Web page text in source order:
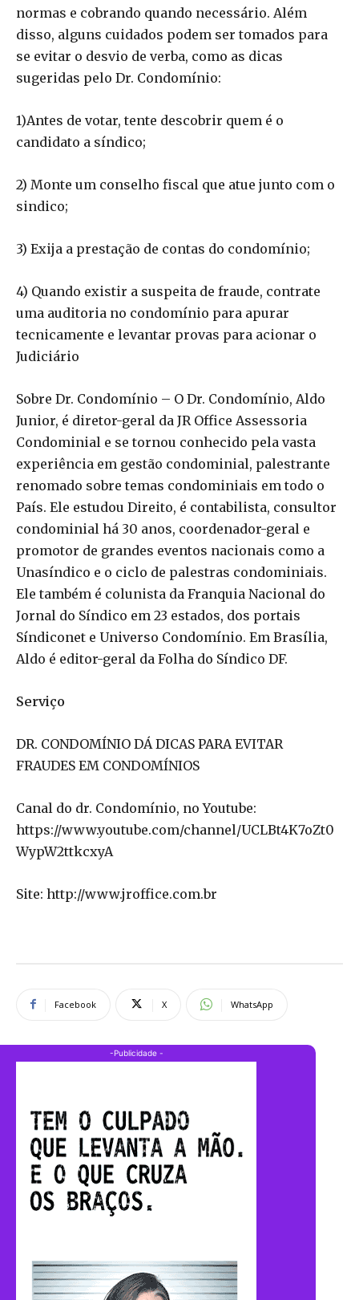
normas e cobrando quando necessário. Além
disso, alguns cuidados podem ser tomados para
se evitar o desvio de verba, como as dicas
sugeridas pelo Dr. Condomínio:
1)Antes de votar, tente descobrir quem é o
candidato a síndico;
2) Monte um conselho fiscal que atue junto com o
sindico;
3) Exija a prestação de contas do condomínio;
4) Quando existir a suspeita de fraude, contrate
uma auditoria no condomínio para apurar
tecnicamente e levantar provas para acionar o
Judiciário
Sobre Dr. Condomínio – O Dr. Condomínio, Aldo
Junior, é diretor-geral da JR Office Assessoria
Condominial e se tornou conhecido pela vasta
experiência em gestão condominial, palestrante
renomado sobre temas condominiais em todo o
País. Ele estudou Direito, é contabilista, consultor
condominial há 30 anos, coordenador-geral e
promotor de grandes eventos nacionais como a
Unasíndico e o ciclo de palestras condominiais.
Ele também é colunista da Franquia Nacional do
Jornal do Síndico em 23 estados, dos portais
Síndiconet e Universo Condomínio. Em Brasília,
Aldo é editor-geral da Folha do Síndico DF.
Serviço
DR. CONDOMÍNIO DÁ DICAS PARA EVITAR
FRAUDES EM CONDOMÍNIOS
Canal do dr. Condomínio, no Youtube:
https://www.youtube.com/channel/UCLBt4K7oZt0
WypW2ttkcxyA
Site: http://www.jroffice.com.br
Facebook X WhatsApp
-Publicidade -